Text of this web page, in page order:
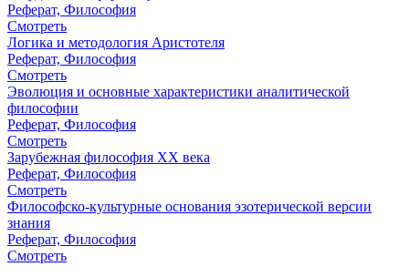
Реферат, Философия
Смотреть
Логика и методология Аристотеля
Реферат, Философия
Смотреть
Эволюция и основные характеристики аналитической
философии
Реферат, Философия
Смотреть
Зарубежная философия ХХ века
Реферат, Философия
Смотреть
Философско-культурные основания эзотерической версии
знания
Реферат, Философия
Смотреть